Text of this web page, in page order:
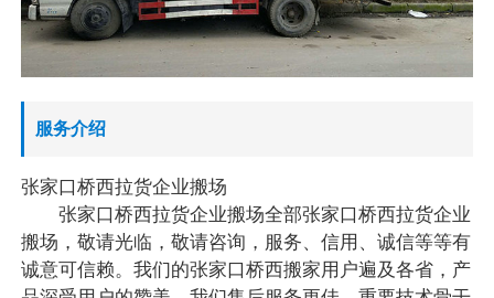
服务介绍
张家口桥西拉货企业搬场
张家口桥西拉货企业搬场全部张家口桥西拉货企业
搬场，敬请光临，敬请咨询，服务、信用、诚信等等有
诚意可信赖。我们的张家口桥西搬家用户遍及各省，产